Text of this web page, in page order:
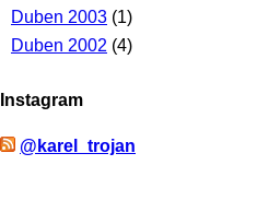
Duben 2003 (1)
Duben 2002 (4)
Instagram
@karel_trojan